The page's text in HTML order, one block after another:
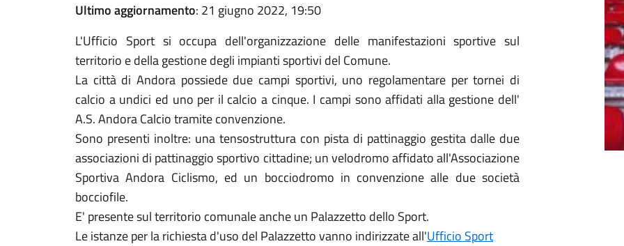
Ultimo aggiornamento: 21 giugno 2022, 19:50
L'Ufficio Sport si occupa dell'organizzazione delle manifestazioni sportive sul
territorio e della gestione degli impianti sportivi del Comune.
La città di Andora possiede due campi sportivi, uno regolamentare per tornei di
calcio a undici ed uno per il calcio a cinque. I campi sono affidati alla gestione dell'
A.S. Andora Calcio tramite convenzione.
Sono presenti inoltre: una tensostruttura con pista di pattinaggio gestita dalle due
associazioni di pattinaggio sportivo cittadine; un velodromo affidato all'Associazione
Sportiva Andora Ciclismo, ed un bocciodromo in convenzione alle due società
bocciofile.
E' presente sul territorio comunale anche un Palazzetto dello Sport.
Le istanze per la richiesta d'uso del Palazzetto vanno indirizzate all'Ufficio Sport